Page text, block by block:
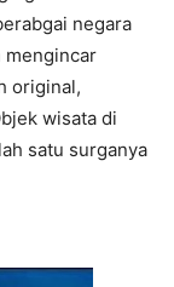
negara
mengincar
original,
wisata di
satu surganya